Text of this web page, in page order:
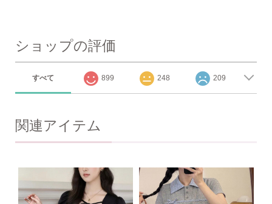
ショップの評価
すべて 899 248 209
関連アイテム